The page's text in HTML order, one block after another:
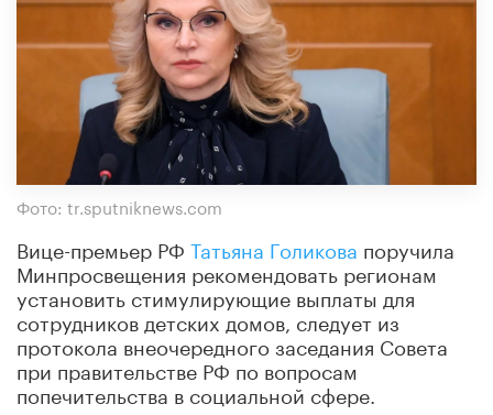
Фото: tr.sputniknews.com
Вице-премьер РФ Татьяна Голикова поручила
Минпросвещения рекомендовать регионам
установить стимулирующие выплаты для
сотрудников детских домов, следует из
протокола внеочередного заседания Совета
при правительстве РФ по вопросам
попечительства в социальной сфере.